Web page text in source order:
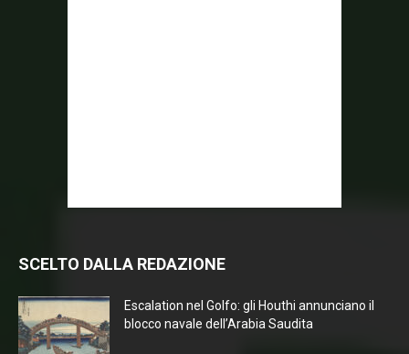
SCELTO DALLA REDAZIONE
Escalation nel Golfo: gli Houthi annunciano il
blocco navale dell’Arabia Saudita